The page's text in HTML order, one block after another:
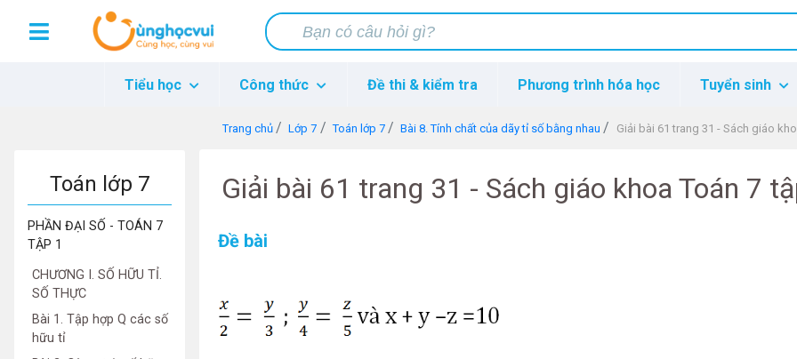
Tiểu học Công thức Đề thi & kiểm tra Phương trình hóa học Tuyển sinh
Trang chủ Lớp 7 Toán lớp 7 Bài 8. Tính chất của dãy tỉ số bằng nhau Giải bài 61 trang 31 - Sách giáo
Toán lớp 7
PHẦN ĐẠI SỐ - TOÁN 7
TẬP 1
CHƯƠNG I. SỐ HỮU TỈ.
SỐ THỰC
Bài 1. Tập hợp Q các số
hữu tỉ
Giải bài 61 trang 31 - Sách giáo khoa Toán 7
Đề bài